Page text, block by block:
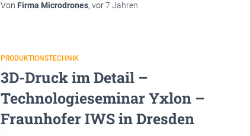
Von Firma Microdrones, vor7 Jahren
PRODUKTIONSTECHNIK
3D-Druck im Detail –
Technologieseminar Yxlon –
Fraunhofer IWS in Dresden